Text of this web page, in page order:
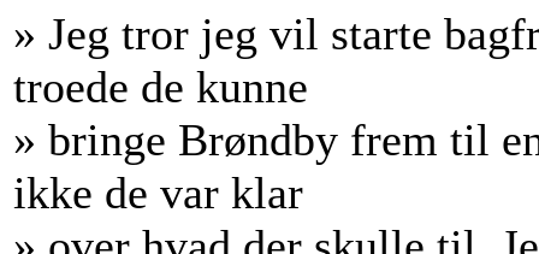
» Jeg tror jeg vil starte
troede de kunne
» bringe Brøndby frem til
ikke de var klar